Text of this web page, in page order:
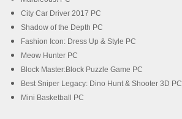
City Car Driver 2017 PC
Shadow of the Depth PC
Fashion Icon: Dress Up & Style PC
Meow Hunter PC
Block Master:Block Puzzle Game PC
Best Sniper Legacy: Dino Hunt & Shooter 3D PC
Mini Basketball PC